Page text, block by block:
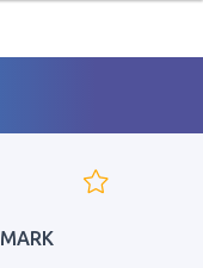
MARK